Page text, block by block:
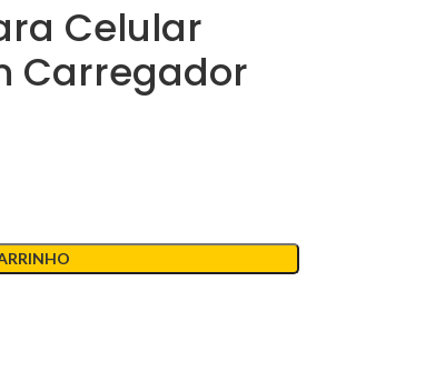
Celular
Carregador